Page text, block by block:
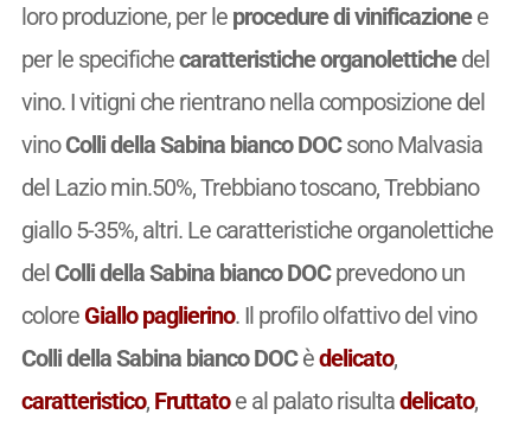
loro produzione, per le procedure di vinificazionee
per le specifichecaratteristiche organolettichedel
vino. I vitigni che rientrano nella composizione del
vinoColli della Sabina bianco DOCsono Malvasia
del Lazio min.50%, Trebbiano toscano, Trebbiano
giallo 5-35%, altri. Le caratteristiche organolettiche
delColli della Sabina bianco DOCprevedono un
colore Giallo paglierino. Il profilo olfattivo del vino
Colli della Sabina bianco DOCèdelicato,
caratteristico, Fruttatoe al palato risultadelicato,